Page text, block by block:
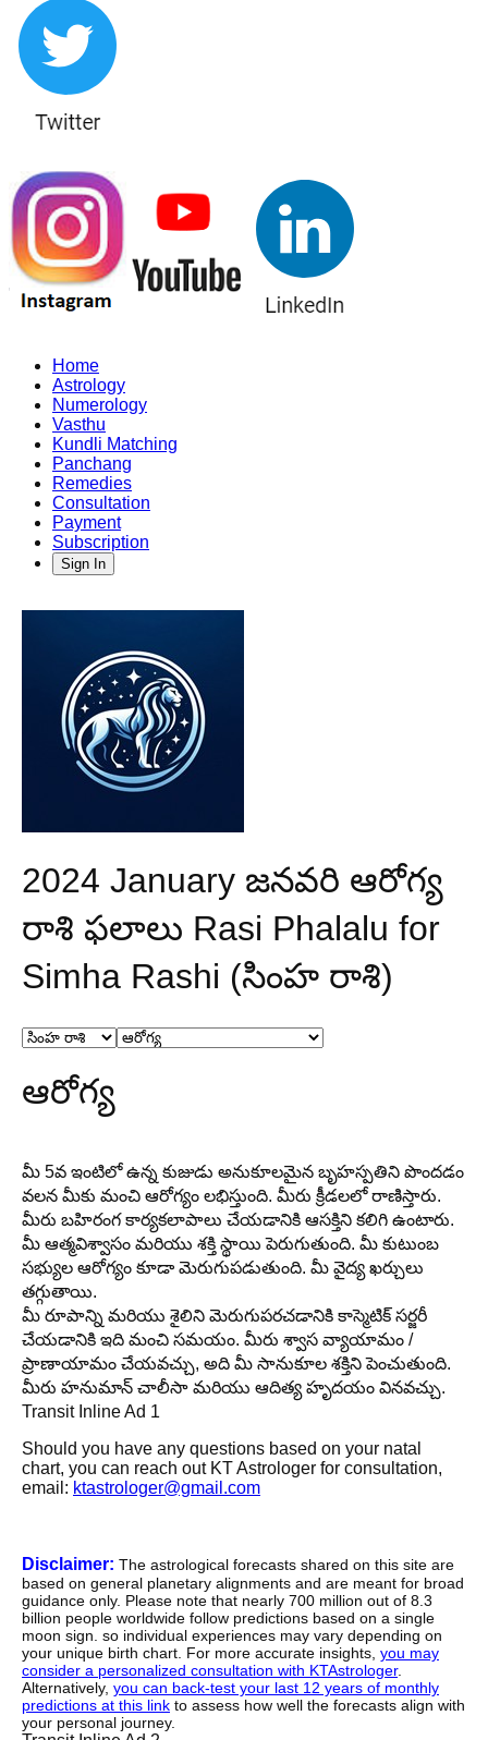
Home
Astrology
Numerology
Vasthu
Kundli Matching
Panchang
Remedies
Consultation
Payment
Subscription
Sign In
2024 January జనవరి ఆరోగ్య
రాశి ఫలాలు Rasi Phalalu for
Simha Rashi (సింహ రాశి)
ఆరోగ్య
మీ 5వ ఇంటిలో ఉన్న కుజుడు అనుకూలమైన బృహస్పతిని పొందడం
వలన మీకు మంచి ఆరోగ్యం లభిస్తుంది. మీరు క్రీడలలో రాణిస్తారు.
మీరు బహిరంగ కార్యకలాపాలు చేయడానికి ఆసక్తిని కలిగి ఉంటారు.
మీ ఆత్మవిశ్వాసం మరియు శక్తి స్థాయి పెరుగుతుంది. మీ కుటుంబ
సభ్యుల ఆరోగ్యం కూడా మెరుగుపడుతుంది. మీ వైద్య ఖర్చులు
తగ్గుతాయి.
మీ రూపాన్ని మరియు శైలిని మెరుగుపరచడానికి కాస్మెటిక్ సర్జరీ
చేయడానికి ఇది మంచి సమయం. మీరు శ్వాస వ్యాయామం /
ప్రాణాయామం చేయవచ్చు, అది మీ సానుకూల శక్తిని పెంచుతుంది.
మీరు హనుమాన్ చాలీసా మరియు ఆదిత్య హృదయం వినవచ్చు.
Transit Inline Ad 1
Should you have any questions based on your natal
chart, you can reach out KT Astrologer for consultation,
email: ktastrologer@gmail.com
Disclaimer: The astrological forecasts shared on this site are
based on general planetary alignments and are meant for broad
guidance only. Please note that nearly 700 million out of 8.3
billion people worldwide follow predictions based on a single
moon sign. so individual experiences may vary depending on
your unique birth chart. For more accurate insights, you may
consider a personalized consultation with KTAstrologer.
Alternatively, you can back-test your last 12 years of monthly
predictions at this link to assess how well the forecasts align with
your personal journey.